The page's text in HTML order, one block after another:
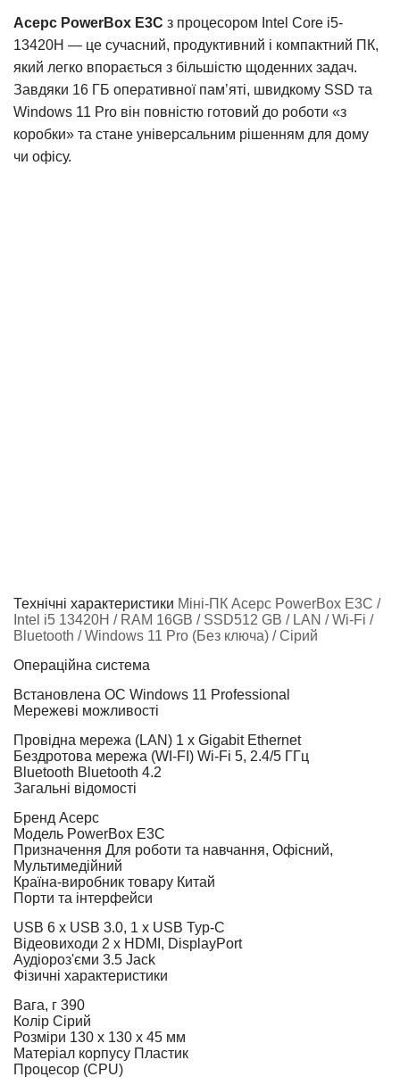
Acepc PowerBox E3C з процесором Intel Core i5-
13420H — це сучасний, продуктивний і компактний ПК,
який легко впорається з більшістю щоденних задач.
Завдяки 16 ГБ оперативної пам’яті, швидкому SSD та
Windows 11 Pro він повністю готовий до роботи «з
коробки» та стане універсальним рішенням для дому
чи офісу.
Технічні характеристики Міні-ПК Acepc PowerBox E3C /
Intel i5 13420H / RAM 16GB / SSD512 GB / LAN / Wi-Fi /
Bluetooth / Windows 11 Pro (Без ключа) / Сірий
Операційна система
Встановлена ОС Windows 11 Professional
Мережеві можливості
Провідна мережа (LAN) 1 x Gigabit Ethernet
Бездротова мережа (WI-FI) Wi-Fi 5, 2.4/5 ГГц
Bluetooth Bluetooth 4.2
Загальні відомості
Бренд Acepc
Модель PowerBox E3C
Призначення Для роботи та навчання, Офісний,
Мультимедійний
Країна-виробник товару Китай
Порти та інтерфейси
USB 6 x USB 3.0, 1 х USB Typ-C
Відеовиходи 2 x HDMI, DisplayPort
Аудіороз'єми 3.5 Jack
Фізичні характеристики
Вага, г 390
Колір Сірий
Розміри 130 х 130 х 45 мм
Матеріал корпусу Пластик
Процесор (CPU)